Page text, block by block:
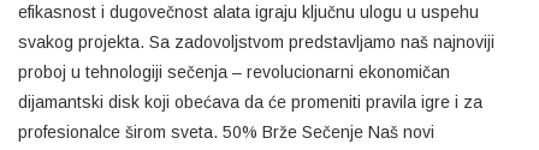
efikasnost i dugovečnost alata igraju ključnu ulogu u uspehu
svakog projekta. Sa zadovoljstvom predstavljamo naš najnoviji
proboj u tehnologiji sečenja – revolucionarni ekonomičan
dijamantski disk koji obećava da će promeniti pravila igre i za
profesionalce širom sveta. 50% Brže Sečenje Naš novi